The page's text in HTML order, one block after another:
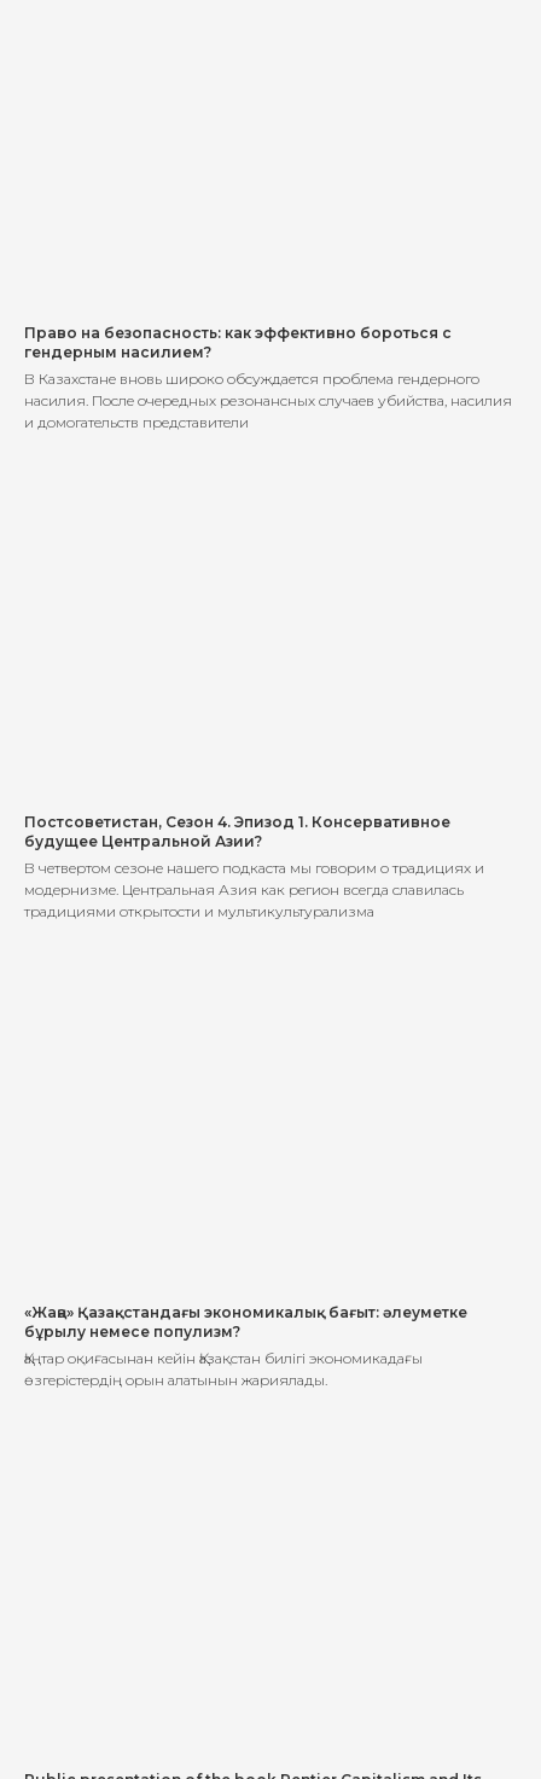
Право на безопасность: как эффективно бороться с
гендерным насилием?
В Казахстане вновь широко обсуждается проблема гендерного
насилия. После очередных резонансных случаев убийства, насилия
и домогательств представители
Постсоветистан, Сезон 4. Эпизод 1. Консервативное
будущее Центральной Азии?
В четвертом сезоне нашего подкаста мы говорим о традициях и
модернизме. Центральная Азия как регион всегда славилась
традициями открытости и мультикультурализма
«Жаңа» Қазақстандағы экономикалық бағыт: әлеуметке
бұрылу немесе популизм?
Қаңтар оқиғасынан кейін Қазақстан билігі экономикадағы
өзгерістердің орын алатынын жариялады.